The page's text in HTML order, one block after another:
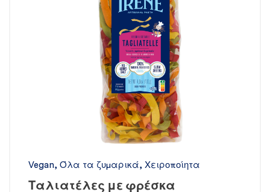
Vegan, Όλα τα ζυμαρικά, Χειροποίητα
Ταλιατέλες με φρέσκα